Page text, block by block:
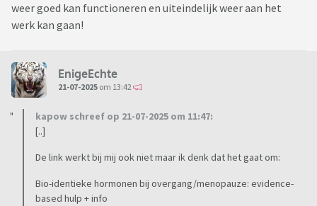
weer goed kan functioneren en uiteindelijk weer aan het
werk kan gaan!
EnigeEchte
21-07-2025 om 13:42
kapow schreef op 21-07-2025 om 11:47:
[..]
De link werkt bij mij ook niet maar ik denk dat het gaat om:
Bio-identieke hormonen bij overgang/menopauze: evidence-
based hulp + info